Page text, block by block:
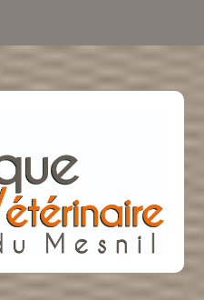
LE MESNIL ESNARD
28